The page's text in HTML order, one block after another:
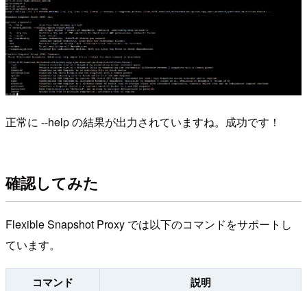
正常に --help の結果が出力されていますね。成功です！
確認してみた
Flexible Snapshot Proxy では以下のコマンドをサポートし
ています。
コマンド 説明